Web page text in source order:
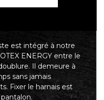
est intégré à notre
ENERGY entre le
Il demeure à
sans jamais
Fixer le harnais est